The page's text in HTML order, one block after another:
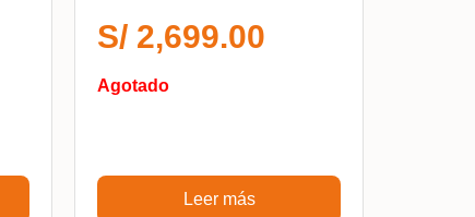
S/ 2,699.00
Agotado
Leer más